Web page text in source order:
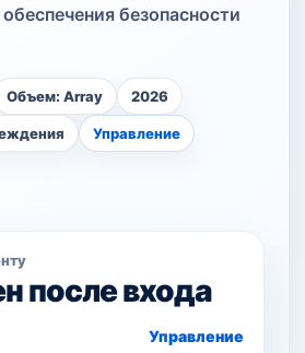
безопасности
Объем: Array 2026
Управление
после входа
Управление